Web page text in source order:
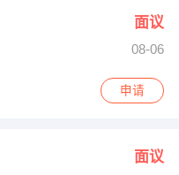
面议
08-06
申请
面议